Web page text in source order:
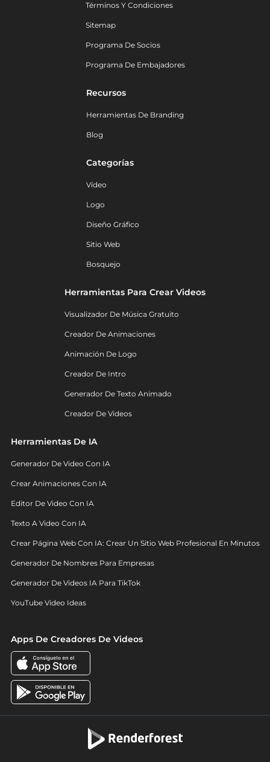
Términos Y Condiciones
Sitemap
Programa De Socios
Programa De Embajadores
Recursos
Herramientas De Branding
Blog
Categorías
Vídeo
Logo
Diseño Gráfico
Sitio Web
Bosquejo
Herramientas Para Crear Videos
Visualizador De Música Gratuito
Creador De Animaciones
Animación De Logo
Creador De Intro
Generador De Texto Animado
Creador De Videos
Herramientas De IA
Generador De Video Con IA
Crear Animaciones Con IA
Editor De Video Con IA
Texto A Video Con IA
Crear Página Web Con IA: Crear Un Sitio Web Profesional En Minutos
Generador De Nombres Para Empresas
Generador De Videos IA Para TikTok
YouTube Video Ideas
Apps De Creadores De Videos